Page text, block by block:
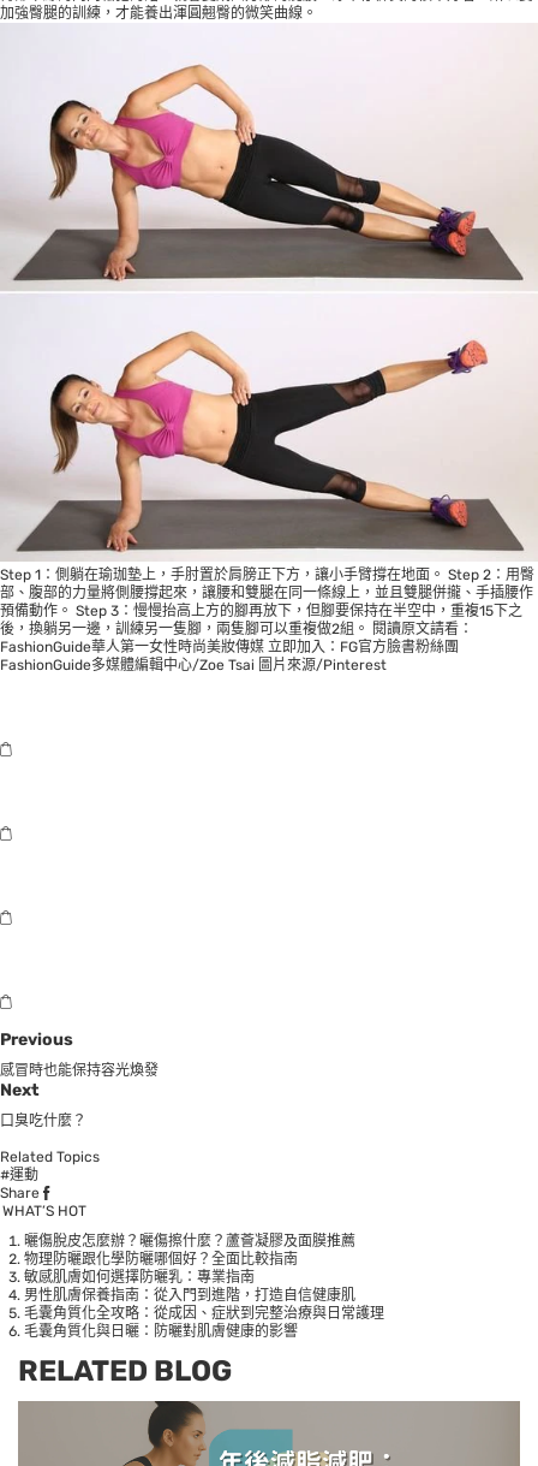
加強臀腿的訓練，才能養出渾圓翹臀的微笑曲線。
Step 1：側躺在瑜珈墊上，手肘置於肩膀正下方，讓小手臂撐在地面。 Step 2：用臀
部、腹部的力量將側腰撐起來，讓腰和雙腿在同一條線上，並且雙腿併攏、手插腰作
預備動作。 Step 3：慢慢抬高上方的腳再放下，但腳要保持在半空中，重複15下之
後，換躺另一邊，訓練另一隻腳，兩隻腳可以重複做2組。 閱讀原文請看：
FashionGuide華人第一女性時尚美妝傳媒 立即加入： FG官方臉書粉絲團
FashionGuide多媒體編輯中心/Zoe Tsai 圖片來源/Pinterest
Previous
感冒時也能保持容光煥發
Next
口臭吃什麼？
Related Topics
#運動
Share
WHAT’S HOT
曬傷脫皮怎麼辦？曬傷擦什麼？蘆薈凝膠及面膜推薦
物理防曬跟化學防曬哪個好？全面比較指南
敏感肌膚如何選擇防曬乳：專業指南
男性肌膚保養指南：從入門到進階，打造自信健康肌
毛囊角質化全攻略：從成因、症狀到完整治療與日常護理
毛囊角質化與日曬：防曬對肌膚健康的影響
RELATED BLOG